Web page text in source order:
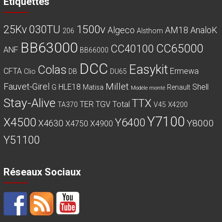
25Kv 030TU 206 1500v Algeco Alsthom AM18 AnaloK
ANF BB63000 BB66000 CC40100 CC65000
CFTA Clio Colas DB DCC DU65 Easykit Ermewa
Fauvet-Girel G HLE18 Matisa Millet Modèle monté Renault Shell
Stay-Alive TA370 TER TGV Total TTX V45 X4200
X4500 X4630 X4750 X4900 Y6400Y7100 Y8000
Y51100
Réseaux Sociaux